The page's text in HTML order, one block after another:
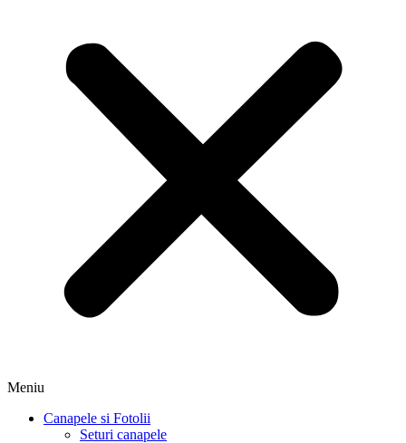
Meniu
Canapele si Fotolii
Seturi canapele